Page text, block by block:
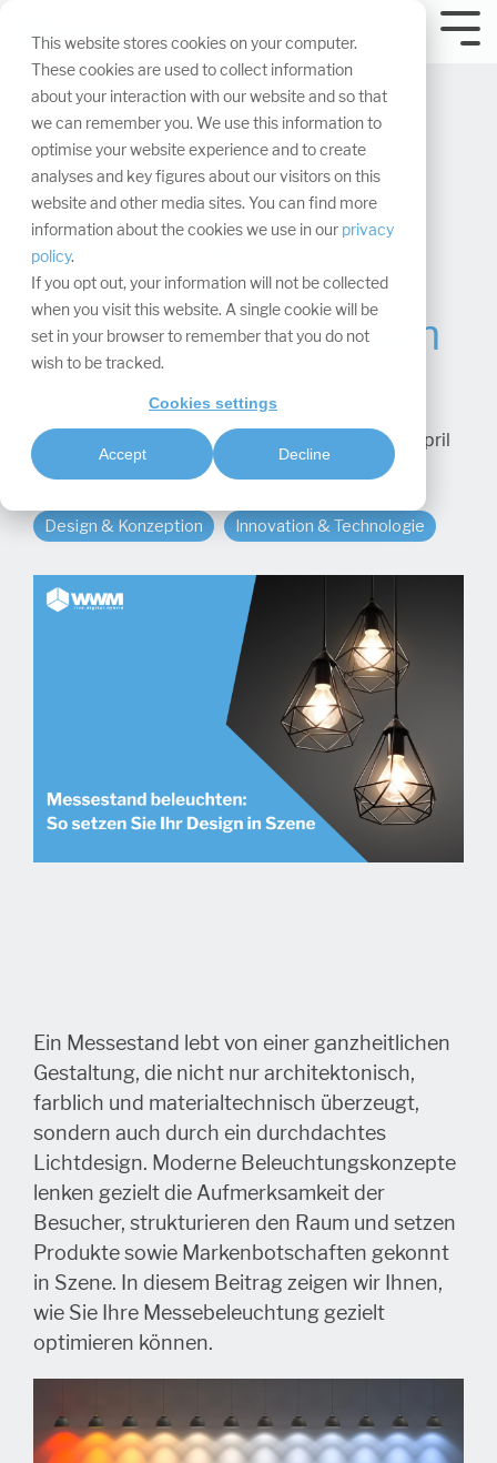
This website stores cookies on your computer.
These cookies are used to collect information
about your interaction with our website and so that
we can remember you. We use this information to
optimise your website experience and to create
analyses and key figures about our visitors on this
website and other media sites. You can find more
information about the cookies we use in our privacy
policy.
If you opt out, your information will not be collected
when you visit this website. A single cookie will be
set in your browser to remember that you do not
wish to be tracked.
Cookies settings
Accept Decline
überspringen.
Messestand
beleuchten: So
setzen Sie Ihr Design
in Szene
Maxima Matara
April
4, 2025
Design & Konzeption Innovation & Technologie
Ein Messestand lebt von einer ganzheitlichen
Gestaltung, die nicht nur architektonisch,
farblich und materialtechnisch überzeugt,
sondern auch durch ein durchdachtes
Lichtdesign. Moderne Beleuchtungskonzepte
lenken gezielt die Aufmerksamkeit der
Besucher, strukturieren den Raum und setzen
Produkte sowie Markenbotschaften gekonnt
in Szene. In diesem Beitrag zeigen wir Ihnen,
wie Sie Ihre Messebeleuchtung gezielt
optimieren können.